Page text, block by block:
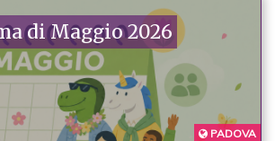
di Maggio 2026
PADOVA